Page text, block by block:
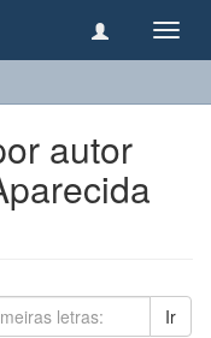
autor
Ir